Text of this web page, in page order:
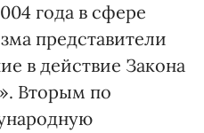
года в сфере
представители
в действие Закона
Вторым по